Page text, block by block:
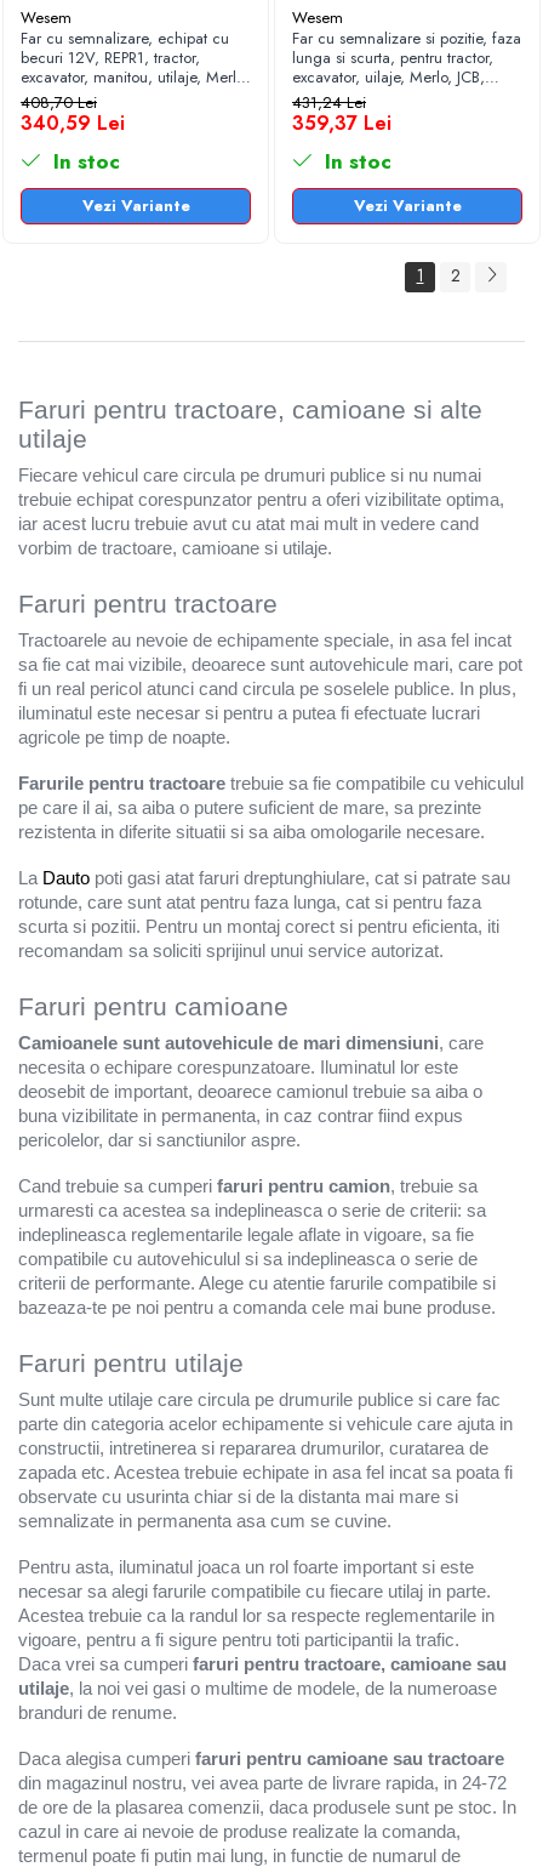
Accesorii pistoale de lipit
Accesorii polizare, slefuire,
rindeluire si polishat
Burghie beton si seturi burghie
Burghie si seturi burghie pentru
lemn
Burghie si seturi burghie pentru
Discuri abrazive
Discuri cu vidia
Discuri diamantate
Lame pendulare si panze
Perii sarma
Seturi si accesorii pentru gaurit,
insurubat si amestecat
Scule si unelte
Aparate si unelte de masura
Bomfaiere si fierastraie
Capsatoare
Ciocane, dalti si rangi
Clesti si patenti
Compresoare, scule pneumatice si
Compresoare aer pentru atelier
Compresoare auto portabile
Furtune si cuple aer
Manometre presiune
Pistoale vopsit & suflat aer
Pompe pentru umflare roti
Scule pneumatice
Cutii si organizatoare
Cuttere
Foarfece
Masini, aparate de taiat gresie si
Menghine si cleme
Pile
Prese, extractoare si scripeti
Scule auto
Surubelnite si truse surubelnite
Truse unelte si scule
Unelte de vopsit, tencuit, gletuit
Casa si gradina
Aeroterme electrice
Aparate de spalat cu presiune si
accesorii
Aspiratoare, Suflante si Cantare
Camping si outdoor / Gratar & foc
Wesem
Far cu semnalizare, echipat cu
becuri 12V, REPR1, tractor,
excavator, manitou, utilaje, Merlo,
JCB, Manitou
408,70 Lei
340,59 Lei
In stoc
Vezi Variante
Wesem
Far cu semnalizare si pozitie, faza
lunga si scurta, pentru tractor,
excavator, uilaje, Merlo, JCB,
Manitou, Ausa
431,24 Lei
359,37 Lei
In stoc
Vezi Variante
1 2
Faruri pentru tractoare, camioane si alte
utilaje
Fiecare vehicul care circula pe drumuri publice si nu numai
trebuie echipat corespunzator pentru a oferi vizibilitate optima,
iar acest lucru trebuie avut cu atat mai mult in vedere cand
vorbim de tractoare, camioane si utilaje.
Faruri pentru tractoare
Tractoarele au nevoie de echipamente speciale, in asa fel incat
sa fie cat mai vizibile, deoarece sunt autovehicule mari, care pot
fi un real pericol atunci cand circula pe soselele publice. In plus,
iluminatul este necesar si pentru a putea fi efectuate lucrari
agricole pe timp de noapte.
Farurile pentru tractoare trebuie sa fie compatibile cu vehiculul
pe care il ai, sa aiba o putere suficient de mare, sa prezinte
rezistenta in diferite situatii si sa aiba omologarile necesare.
La Dauto poti gasi atat faruri dreptunghiulare, cat si patrate sau
rotunde, care sunt atat pentru faza lunga, cat si pentru faza
scurta si pozitii. Pentru un montaj corect si pentru eficienta, iti
recomandam sa soliciti sprijinul unui service autorizat.
Faruri pentru camioane
Camioanele sunt autovehicule de mari dimensiuni, care
necesita o echipare corespunzatoare. Iluminatul lor este
deosebit de important, deoarece camionul trebuie sa aiba o
buna vizibilitate in permanenta, in caz contrar fiind expus
pericolelor, dar si sanctiunilor aspre.
Cand trebuie sa cumperi faruri pentru camion, trebuie sa
urmaresti ca acestea sa indeplineasca o serie de criterii: sa
indeplineasca reglementarile legale aflate in vigoare, sa fie
compatibile cu autovehiculul si sa indeplineasca o serie de
criterii de performante. Alege cu atentie farurile compatibile si
bazeaza-te pe noi pentru a comanda cele mai bune produse.
Faruri pentru utilaje
Sunt multe utilaje care circula pe drumurile publice si care fac
parte din categoria acelor echipamente si vehicule care ajuta in
constructii, intretinerea si repararea drumurilor, curatarea de
zapada etc. Acestea trebuie echipate in asa fel incat sa poata fi
observate cu usurinta chiar si de la distanta mai mare si
semnalizate in permanenta asa cum se cuvine.
Pentru asta, iluminatul joaca un rol foarte important si este
necesar sa alegi farurile compatibile cu fiecare utilaj in parte.
Acestea trebuie ca la randul lor sa respecte reglementarile in
vigoare, pentru a fi sigure pentru toti participantii la trafic.
Daca vrei sa cumperi faruri pentru tractoare, camioane sau
utilaje, la noi vei gasi o multime de modele, de la numeroase
branduri de renume.
Daca alegisa cumperi faruri pentru camioane sau tractoare
din magazinul nostru, vei avea parte de livrare rapida, in 24-72
de ore de la plasarea comenzii, daca produsele sunt pe stoc. In
cazul in care ai nevoie de produse realizate la comanda,
termenul poate fi putin mai lung, in functie de numarul de